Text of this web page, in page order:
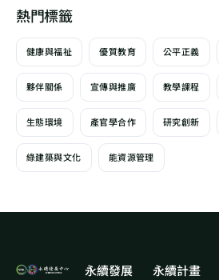
熱門標籤
健康與福祉 優質教育 公平正義
夥伴關係 宣傳與推廣 教學課程
生態環境 產官學合作 研究創新
綠建築與文化 能資源管理
永續發展
永續計畫